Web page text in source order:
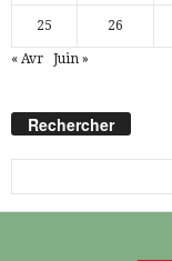
25 26
« Avr Juin »
Rechercher